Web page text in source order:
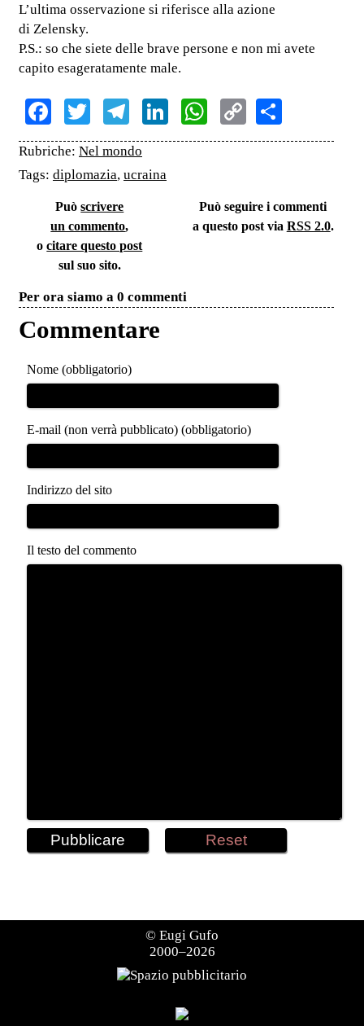
L’ultima osservazione si riferisce alla azione
di Zelensky.
P.S.: so che siete delle brave persone e non mi avete
capito esageratamente male.
Facebook
TwitterTelegram
LinkedInWhatsApp
Copy
Link
Rubriche: Nel mondo
Tags: diplomazia, ucraina
Puòscrivere
un commento,
ocitare questo post
sul suo sito.
Può seguire i commenti
a questo post via RSS 2.0.
Per ora siamo a 0 commenti
Commentare
Nome (obbligatorio)
E-mail (non verrà pubblicato) (obbligatorio)
Indirizzo del sito
Il testo del commento
© Eugi Gufo
2000–2026